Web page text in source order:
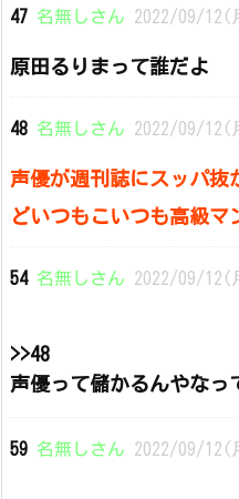
47 名無しさん 2022/09/
原田るりまって誰だよ
48 名無しさん 2022/09/12(
声優が週刊誌にスッパ抜
どいつもこいつも高級マ
54 名無しさん 2022/09/12(
>>48
声優って儲かるんやなっ
59 名無しさん 2022/09/12(